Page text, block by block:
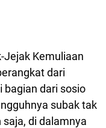
Jejak Kemuliaan
dari
bagian dari sosio
subak tak
di dalamnya